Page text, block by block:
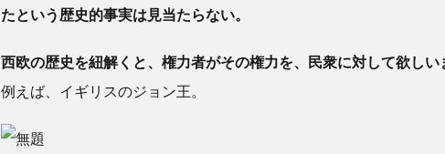
たという歴史的事実は見当たらない。
西欧の歴史を紐解くと、権力者がその権力を、民衆に対して欲しい
例えば、イギリスのジョン王。